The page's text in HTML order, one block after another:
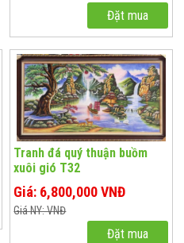
Đặt mua
Tranh đá quý thuận buồm
xuôi gió T32
Giá: 6,800,000 VNĐ
Giá NY: VNĐ
Đặt mua